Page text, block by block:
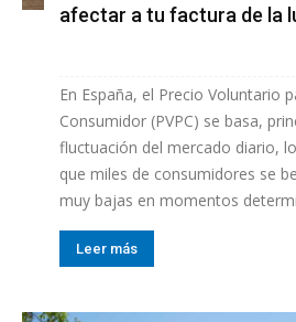
afectar a tu factura de la
En España, el Precio Voluntario
Consumidor (PVPC) se basa,
fluctuación del mercado diario,
que miles de consumidores se
muy bajas en momentos
Leer más